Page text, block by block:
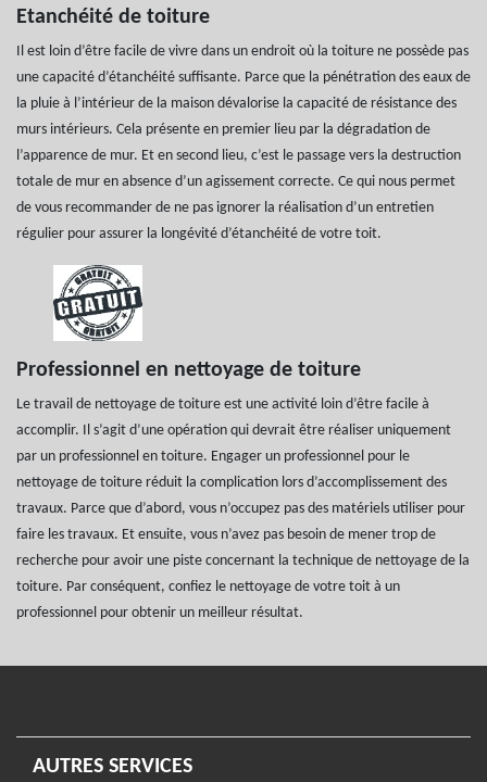
Etanchéité de toiture
Il est loin d’être facile de vivre dans un endroit où la toiture ne possède pas
une capacité d’étanchéité suffisante. Parce que la pénétration des eaux de
la pluie à l’intérieur de la maison dévalorise la capacité de résistance des
murs intérieurs. Cela présente en premier lieu par la dégradation de
l’apparence de mur. Et en second lieu, c’est le passage vers la destruction
totale de mur en absence d’un agissement correcte. Ce qui nous permet
de vous recommander de ne pas ignorer la réalisation d’un entretien
régulier pour assurer la longévité d’étanchéité de votre toit.
Professionnel en nettoyage de toiture
Le travail de nettoyage de toiture est une activité loin d’être facile à
accomplir. Il s’agit d’une opération qui devrait être réaliser uniquement
par un professionnel en toiture. Engager un professionnel pour le
nettoyage de toiture réduit la complication lors d’accomplissement des
travaux. Parce que d’abord, vous n’occupez pas des matériels utiliser pour
faire les travaux. Et ensuite, vous n’avez pas besoin de mener trop de
recherche pour avoir une piste concernant la technique de nettoyage de la
toiture. Par conséquent, confiez le nettoyage de votre toit à un
professionnel pour obtenir un meilleur résultat.
AUTRES SERVICES